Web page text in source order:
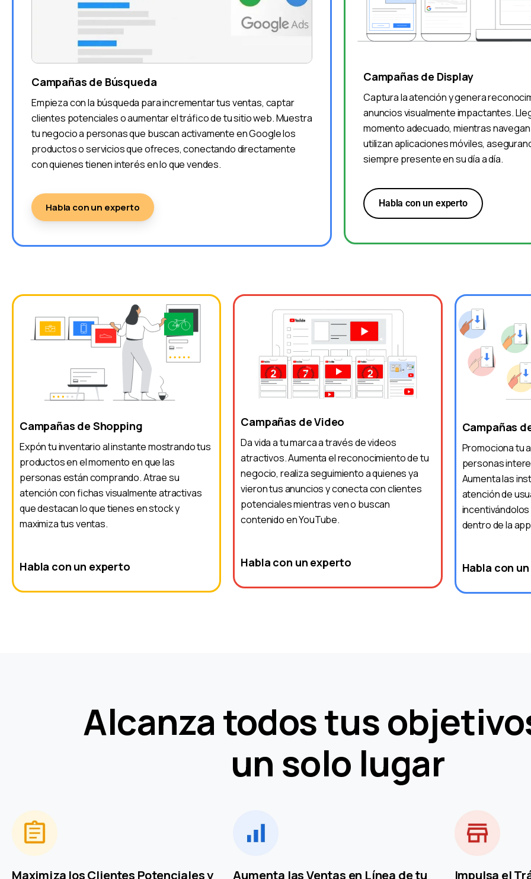
Campañas de Búsqueda
Empieza con la búsqueda para incrementar tus ventas, captar
clientes potenciales o aumentar el tráfico de tu sitio web. Muestra
tu negocio a personas que buscan activamente en Google los
productos o servicios que ofreces, conectando directamente
con quienes tienen interés en lo que vendes.
Habla con un experto
Campañas de Display
Captura la atención y genera
anuncios visualmente impactantes.
momento adecuado, mientras navegan
utilizan aplicaciones móviles,
siempre presente en su día a día.
Habla con un experto
Campañas de Shopping
Expón tu inventario al instante mostrando tus
productos en el momento en que las
personas están comprando. Atrae su
atención con fichas visualmente atractivas
que destacan lo que tienes en stock y
maximiza tus ventas.
Habla con un experto
Campañas de Video
Da vida a tu marca a través de videos
atractivos. Aumenta el reconocimiento de tu
negocio, realiza seguimiento a quienes ya
vieron tus anuncios y conecta con clientes
potenciales mientras ven o buscan
contenido en YouTube.
Habla con un experto
Campañas
Promociona tu
personas
Aumenta las
atención de
dentro de la
Habla con
Alcanza todos tus
un solo lugar
Maximiza los Clientes Potenciales y Aumenta las Ventas en Línea de tu Impulsa el